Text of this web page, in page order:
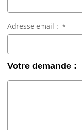
Adresse email : *
Votre demande :